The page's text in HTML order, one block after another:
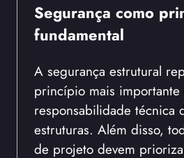
Segurança como
fundamental
A segurança estrutural
princípio mais importante
responsabilidade técnica
estruturas. Além disso,
de projeto devem